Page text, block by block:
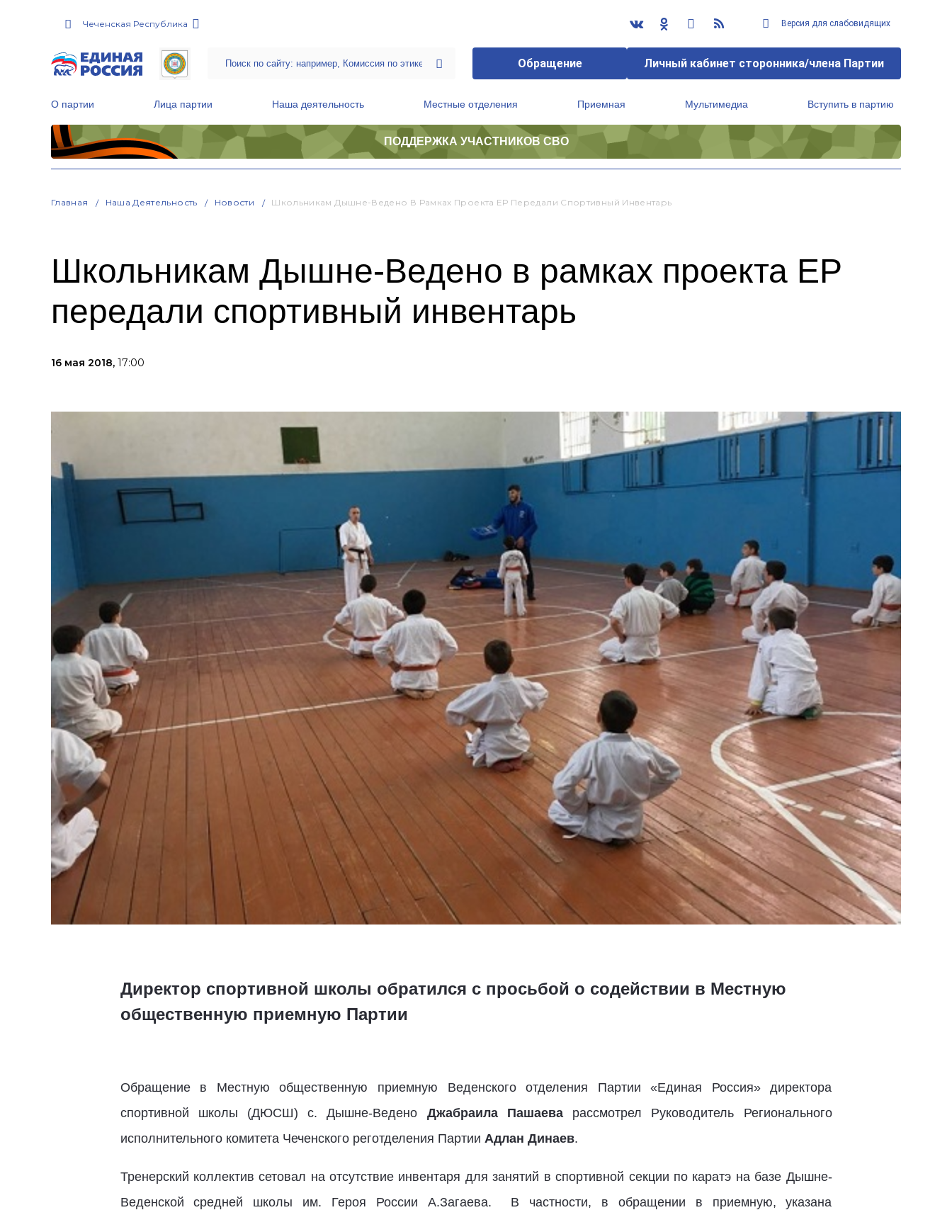
Чеченская Республика Версия для слабовидящих
Обращение Личный кабинет сторонника/члена Партии
О партии Лица партии Наша деятельность Местные отделения Приемная Мультимедиа Вступить в партию
ПОДДЕРЖКА УЧАСТНИКОВ СВО
Главная Наша Деятельность Новости Школьникам Дышне-Ведено В Рамках Проекта ЕР Передали Спортивный Инвентарь
Школьникам Дышне-Ведено в рамках проекта ЕР
передали спортивный инвентарь
16 мая 2018, 17:00
Директор спортивной школы обратился с просьбой о содействии в Местную
общественную приемную Партии
Обращение в Местную общественную приемную Веденского отделения Партии «Единая Россия» директора
спортивной школы (ДЮСШ) с. Дышне-Ведено Джабраила Пашаеварассмотрел Руководитель Регионального
исполнительного комитета Чеченского реготделения Партии Адлан Динаев.
Тренерский коллектив сетовал на отсутствие инвентаря для занятий в спортивной секции по каратэ на базе Дышне-
Веденской средней школы им. Героя России А.Загаева. В частности, в обращении в приемную, указана